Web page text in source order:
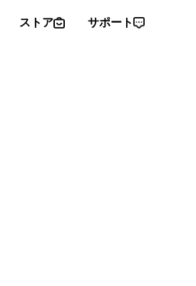
ストア サポート